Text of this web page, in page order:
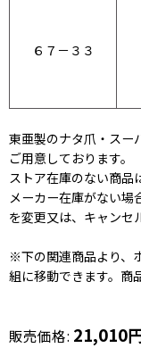
６７－３３
東亜製のナタ爪・スー
ご用意しております。
ストア在庫のない商品
メーカー在庫がない場
を変更又は、キャンセ
※下の関連商品より、
組に移動できます。商
販売価格: 21,010